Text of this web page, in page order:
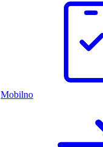
Mobilno